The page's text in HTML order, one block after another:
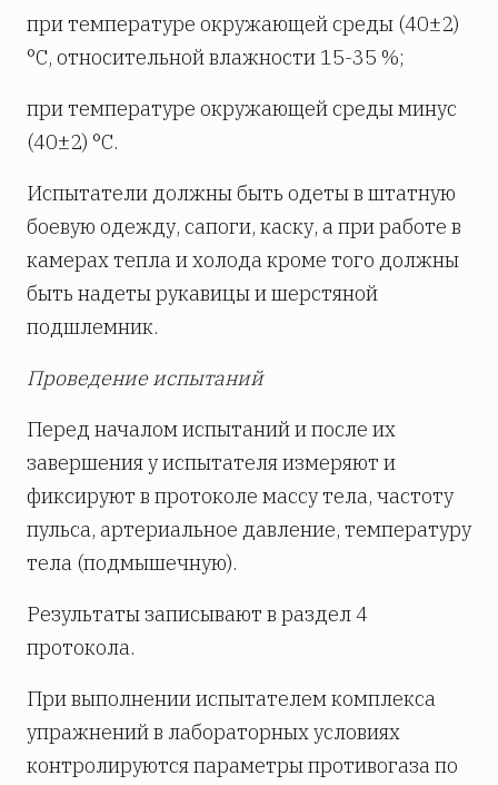
при температуре окружающей среды (40±2)
°С, относительной влажности 15-35 %;
при температуре окружающей среды минус
(40±2) °С.
Испытатели должны быть одеты в штатную
боевую одежду, сапоги, каску, а при работе в
камерах тепла и холода кроме того должны
быть надеты рукавицы и шерстяной
подшлемник.
Проведение испытаний
Перед началом испытаний и после их
завершения у испытателя измеряют и
фиксируют в протоколе массу тела, частоту
пульса, артериальное давление, температуру
тела (подмышечную).
Результаты записывают в раздел 4
протокола.
При выполнении испытателем комплекса
упражнений в лабораторных условиях
контролируются параметры противогаза по